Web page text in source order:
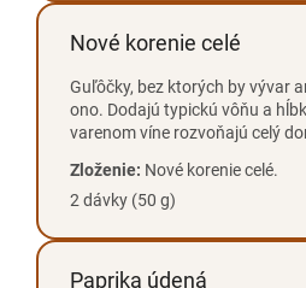
Nové korenie celé
Guľôčky, bez ktorých by vývar
ono. Dodajú typickú vôňu a
varenom víne rozvoňajú celý
Zloženie: Nové korenie celé.
2 dávky (50 g)
Paprika údená